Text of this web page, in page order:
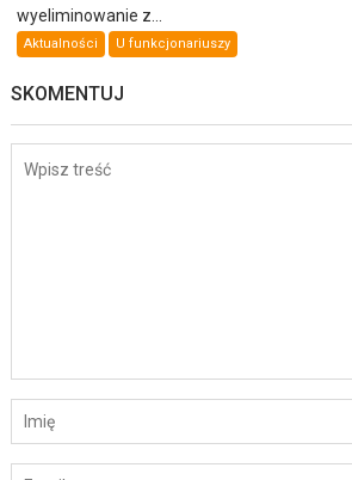
wyeliminowanie z...
Aktualności U funkcjonariuszy
SKOMENTUJ